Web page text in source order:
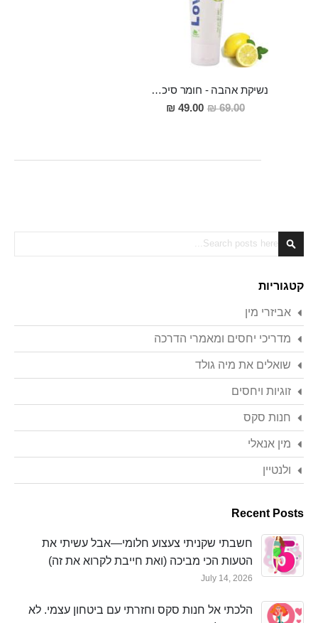
נשיקת אהבה - חומר סיכה בטעם לימון נועז
69.00 ₪
מחיר
מבצע
49.00 ₪
Search
Search
קטגוריות
אביזרי מין
מדריכי יחסים ומאמרי הדרכה
שואלים את מיה גולד
זוגיות ויחסים
חנות סקס
מין אנאלי
ולנטיין
Recent Posts
חשבתי שקניתי צעצוע חלומי—אבל עשיתי את
הטעות הכי מביכה (ואת חייבת לקרוא את זה)
July 14, 2026
הלכתי אל חנות סקס וחזרתי עם ביטחון עצמי. לא